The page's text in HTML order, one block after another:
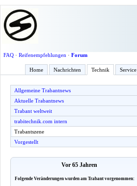
FAQ· Reifenempfehlungen · Forum
Home Nachrichten Technik Service
Allgemeine Trabantnews
Aktuelle Trabantnews
Trabant weltweit
trabitechnik.com intern
Trabantszene
Vorgestellt
Vor 65 Jahren
Folgende Veränderungen wurden am Trabant vorgenommen: